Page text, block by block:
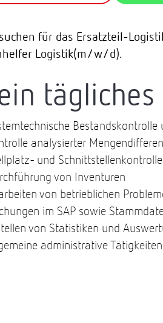
für das Ersatzteil-
Logistik(m/w/d).
tägliches
Bestandskontrolle
analysierter
und Schnittstellenkontrolle
von Inventuren
von betrieblichen
im SAP sowie
von Statistiken und
administrative Tätigkeiten